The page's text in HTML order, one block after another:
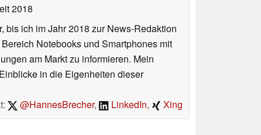
2018
bis ich im Jahr 2018 zur News-Redaktion
Notebooks und Smartphones mit
am Markt zu informieren. Mein
in die Eigenheiten dieser
@HannesBrecher, LinkedIn, Xing